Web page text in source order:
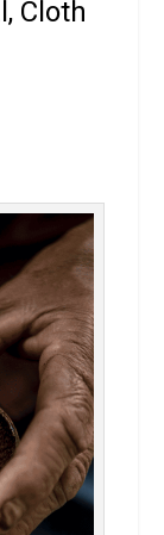
Cloth